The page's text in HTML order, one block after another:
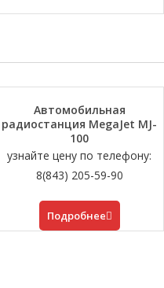
Автомобильная
радиостанция MegaJet MJ-
100
узнайте цену по телефону:
8(843) 205-59-90
Подробнее